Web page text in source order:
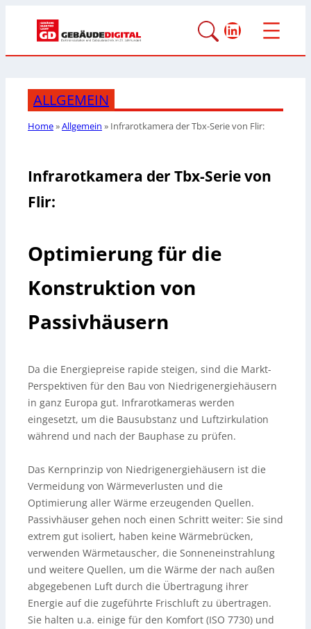
LinkedIn
ALLGEMEIN
Home»Allgemein » Infrarotkamera der Tbx-Serie von Flir:
Infrarotkamera der Tbx-Serie von
Flir:
Optimierung für die
Konstruktion von
Passivhäusern
Da die Energiepreise rapide steigen, sind die Markt-
Perspektiven für den Bau von Niedrigenergiehäusern
in ganz Europa gut. Infrarotkameras werden
eingesetzt, um die Bausubstanz und Luftzirkulation
während und nach der Bauphase zu prüfen.
Das Kernprinzip von Niedrigenergiehäusern ist die
Vermeidung von Wärmeverlusten und die
Optimierung aller Wärme erzeugenden Quellen.
Passivhäuser gehen noch einen Schritt weiter: Sie sind
extrem gut isoliert, haben keine Wärmebrücken,
verwenden Wärmetauscher, die Sonneneinstrahlung
und weitere Quellen, um die Wärme der nach außen
abgegebenen Luft durch die Übertragung ihrer
Energie auf die zugeführte Frischluft zu übertragen.
Sie halten u.a. einige für den Komfort (ISO 7730) und